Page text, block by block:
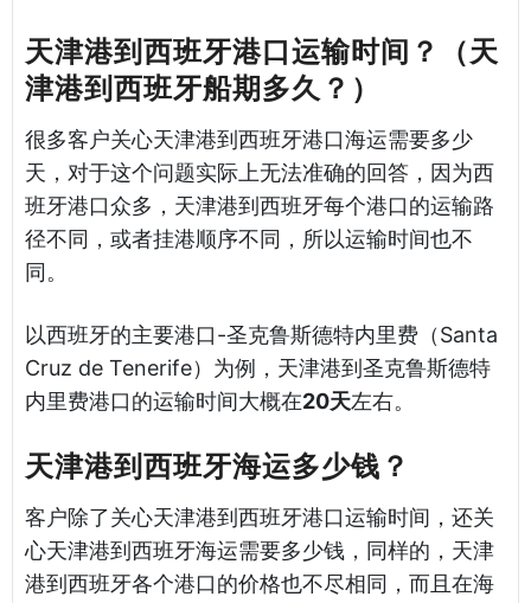
天津港到西班牙港口运输时间？（天
津港到西班牙船期多久？）
很多客户关心天津港到西班牙港口海运需要多少
天，对于这个问题实际上无法准确的回答，因为西
班牙港口众多，天津港到西班牙每个港口的运输路
径不同，或者挂港顺序不同，所以运输时间也不
同。
以西班牙的主要港口-圣克鲁斯德特内里费（Santa
Cruz de Tenerife）为例，天津港到圣克鲁斯德特
内里费港口的运输时间大概在20天左右。
天津港到西班牙海运多少钱？
客户除了关心天津港到西班牙港口运输时间，还关
心天津港到西班牙海运需要多少钱，同样的，天津
港到西班牙各个港口的价格也不尽相同，而且在海